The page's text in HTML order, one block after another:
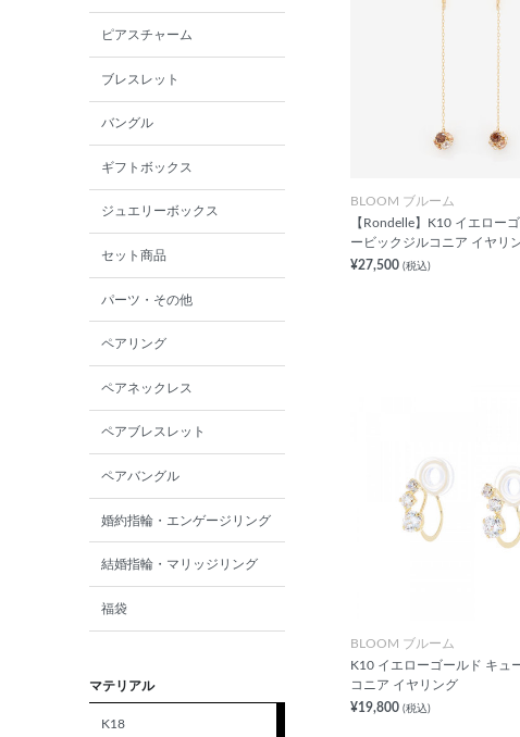
ピアスチャーム
ブレスレット
バングル
ギフトボックス
ジュエリーボックス
セット商品
パーツ・その他
ペアリング
ペアネックレス
ペアブレスレット
ペアバングル
婚約指輪・エンゲージリング
結婚指輪・マリッジリング
福袋
マテリアル
K18
BLOOM ブルーム
【Rondelle】K10 イエロー
ービックジルコニア イヤリ
¥27,500 (税込)
BLOOM ブルーム
K10 イエローゴールド キュ
コニア イヤリング
¥19,800 (税込)